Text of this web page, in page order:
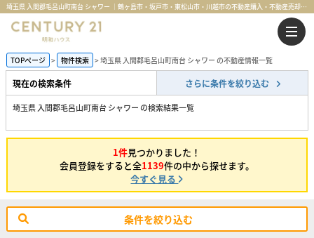
埼玉県 入間郡毛呂山町南台 シャワー ｜鶴ヶ島市・坂戸市・東松山市・川越市の不動産購入・不動産売却のことならセンチュリー21明和ハウス
TOPページ 物件検索 埼玉県 入間郡毛呂山町南台 シャワー の不動産情報一覧
現在の検索条件 さらに条件を絞り込む
埼玉県 入間郡毛呂山町南台 シャワー の検索結果一覧
1件見つかりました！
会員登録をすると全1139件の中から探せます。
今すぐ見る
条件を絞り込む